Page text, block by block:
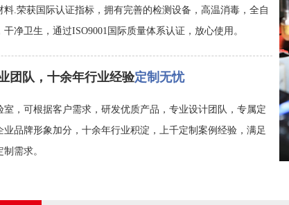
料.荣获国际认证指标，拥有完善的检测设备，高温消毒，全自
净卫生，通过ISO9001国际质量体系认证，放心使用。
团队，十余年行业经验定制无忧
室，可根据客户需求，研发优质产品，专业设计团队，专属定
业品牌形象加分，十余年行业积淀，上千定制案例经验，满足
需求。